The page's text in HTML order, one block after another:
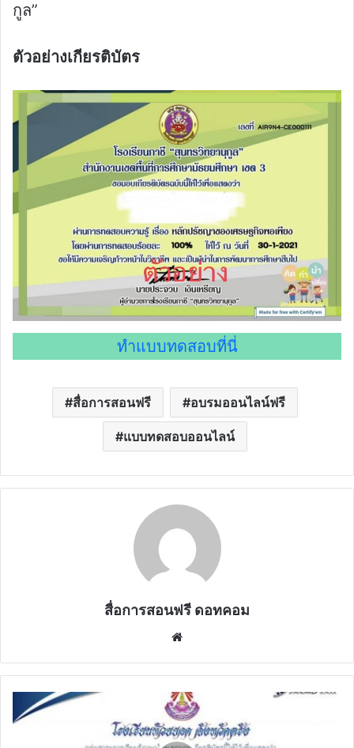
กูล”
ตัวอย่างเกียรติบัตร
ทำแบบทดสอบที่นี่
สื่อการสอนฟรี อบรมออนไลน์ฟรี
แบบทดสอบออนไลน์
สื่อการสอนฟรี ดอทคอม
เชิญ